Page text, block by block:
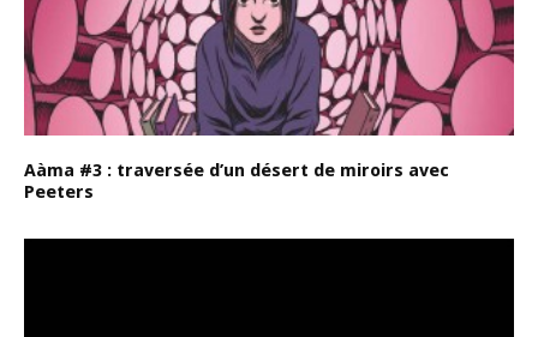
Aàma #3 : traversée d’un désert de miroirs avec
Peeters